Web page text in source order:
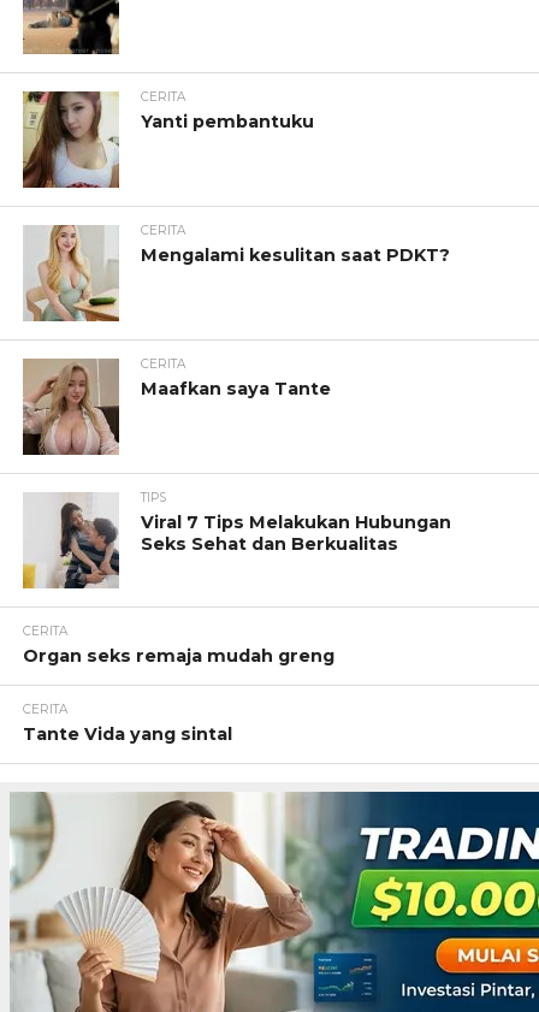
CERITA
Yanti pembantuku
CERITA
Mengalami kesulitan saat PDKT?
CERITA
Maafkan saya Tante
TIPS
Viral 7 Tips Melakukan Hubungan
Seks Sehat dan Berkualitas
CERITA
Organ seks remaja mudah greng
CERITA
Tante Vida yang sintal